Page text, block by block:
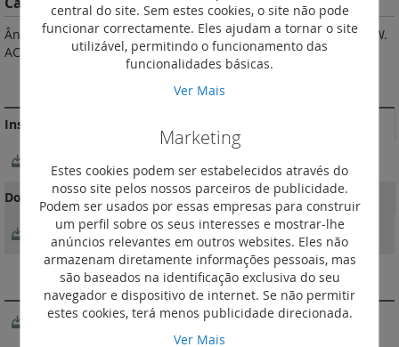
Ângulo de rotação 45 graus (1P+N). 220 / 240 V~. AC23A - 2,5 kW.
AC21A - 20 A.
MAIS INFORMAÇÃO
Instruções de instalação e documentos relacionados
Documentação Comercial
Brochura Suno
SOFTWARE
Configurador Suno
central do site. Sem estes cookies, o site não pode
funcionar correctamente. Eles ajudam a tornar o site
utilizável, permitindo o funcionamento das
funcionalidades básicas.
Ver Mais
Marketing
Estes cookies podem ser estabelecidos através do
nosso site pelos nossos parceiros de publicidade.
Podem ser usados por essas empresas para construir
um perfil sobre os seus interesses e mostrar-lhe
anúncios relevantes em outros websites. Eles não
armazenam diretamente informações pessoais, mas
são baseados na identificação exclusiva do seu
navegador e dispositivo de internet. Se não permitir
estes cookies, terá menos publicidade direcionada.
Ver Mais